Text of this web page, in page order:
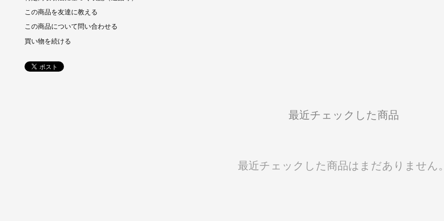
この商品を友達に教える
この商品について問い合わせる
買い物を続ける
最近チェックした商品
最近チェックした商品はまだありません。